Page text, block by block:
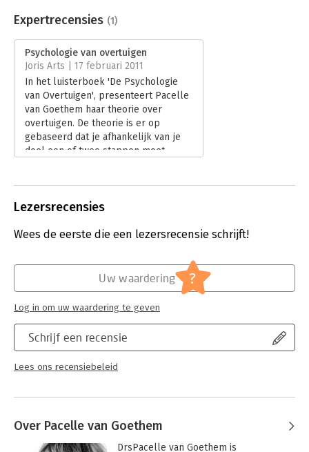
Top Gear.
Aantal pagina's:
4
Druk:
Verschijningsdatum:
1-9-2010
Hoofdrubriek: Algemeen management
Expertrecensies (1)
Psychologie van overtuigen
Joris Arts | 17 februari 2011
In het luisterboek 'De Psychologie
van Overtuigen', presenteert Pacelle
van Goethem haar theorie over
overtuigen. De theorie is er op
gebaseerd dat je afhankelijk van je
doel een of twee stappen moet
In het luisterboek bespreekt de
voor elkaar te krijgen. Rijkelijk
samenvatting van haar boek IJs
Verkopen aan Eskimo's. Om het
luisterboek echter goed te kunnen
volgen, is het lezen van haar boek
Lees verder
Lezersrecensies
Wees de eerste die een lezersrecensie schrijft!
Schrijf een recensie
Lees ons recensiebeleid
Uw waardering ?
Log in om uw waardering te geven
Over Pacelle van Goethem
DrsPacelle van Goethem is